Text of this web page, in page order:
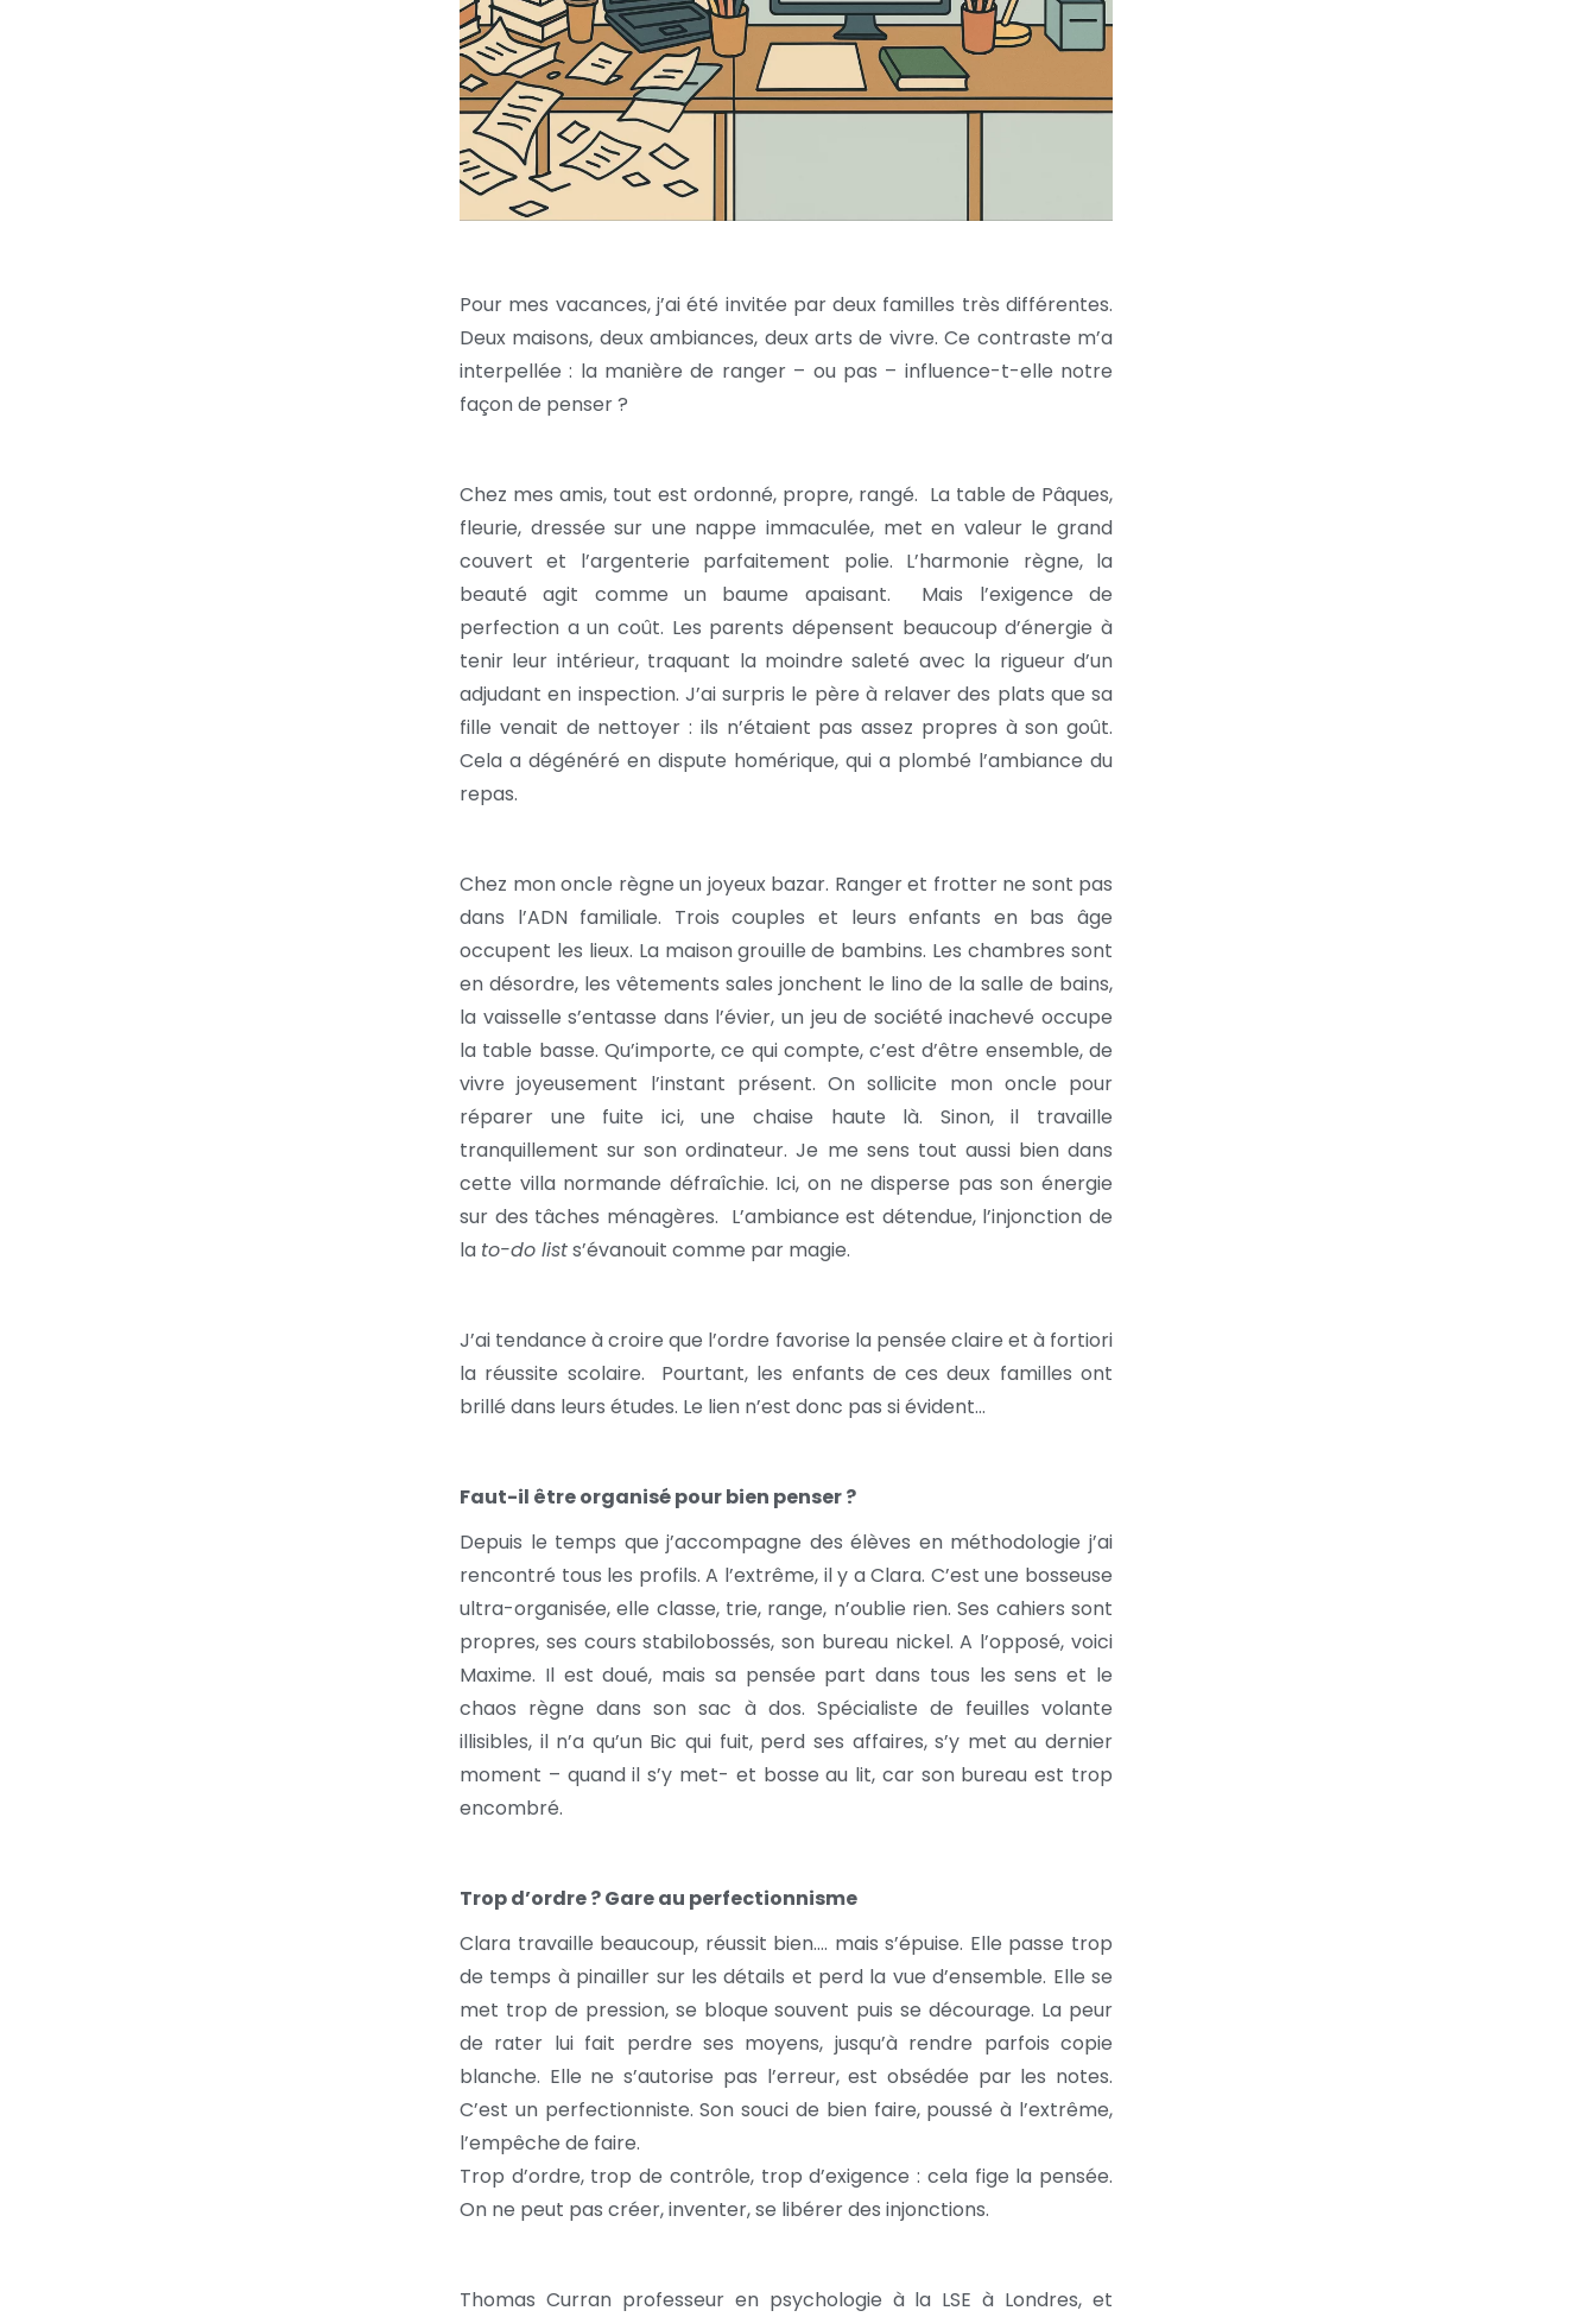
Pour mes vacances, j’ai été invitée par deux familles très différentes.
Deux maisons, deux ambiances, deux arts de vivre. Ce contraste m’a
interpellée : la manière de ranger – ou pas – influence-t-elle notre
façon de penser ?
Chez mes amis, tout est ordonné, propre, rangé. La table de Pâques,
fleurie, dressée sur une nappe immaculée, met en valeur le grand
couvert et l’argenterie parfaitement polie. L’harmonie règne, la
beauté agit comme un baume apaisant. Mais l’exigence de
perfection a un coût. Les parents dépensent beaucoup d’énergie à
tenir leur intérieur, traquant la moindre saleté avec la rigueur d’un
adjudant en inspection. J’ai surpris le père à relaver des plats que sa
fille venait de nettoyer : ils n’étaient pas assez propres à son goût.
Cela a dégénéré en dispute homérique, qui a plombé l’ambiance du
repas.
Chez mon oncle règne un joyeux bazar. Ranger et frotter ne sont pas
dans l’ADN familiale. Trois couples et leurs enfants en bas âge
occupent les lieux. La maison grouille de bambins. Les chambres sont
en désordre, les vêtements sales jonchent le lino de la salle de bains,
la vaisselle s’entasse dans l’évier, un jeu de société inachevé occupe
la table basse. Qu’importe, ce qui compte, c’est d’être ensemble, de
vivre joyeusement l’instant présent. On sollicite mon oncle pour
réparer une fuite ici, une chaise haute là. Sinon, il travaille
tranquillement sur son ordinateur. Je me sens tout aussi bien dans
cette villa normande défraîchie. Ici, on ne disperse pas son énergie
sur des tâches ménagères. L’ambiance est détendue, l’injonction de
la to-do lists’évanouit comme par magie.
J’ai tendance à croire que l’ordre favorise la pensée claire et à fortiori
la réussite scolaire. Pourtant, les enfants de ces deux familles ont
brillé dans leurs études. Le lien n’est donc pas si évident…
Faut-il être organisé pour bien penser ?
Depuis le temps que j’accompagne des élèves en méthodologie j’ai
rencontré tous les profils. A l’extrême, il y a Clara. C’est une bosseuse
ultra-organisée, elle classe, trie, range, n’oublie rien. Ses cahiers sont
propres, ses cours stabilobossés, son bureau nickel. A l’opposé, voici
Maxime. Il est doué, mais sa pensée part dans tous les sens et le
chaos règne dans son sac à dos. Spécialiste de feuilles volante
illisibles, il n’a qu’un Bic qui fuit, perd ses affaires, s’y met au dernier
moment – quand il s’y met- et bosse au lit, car son bureau est trop
encombré.
Trop d’ordre ? Gare au perfectionnisme
Clara travaille beaucoup, réussit bien…. mais s’épuise. Elle passe trop
de temps à pinailler sur les détails et perd la vue d’ensemble. Elle se
met trop de pression, se bloque souvent puis se décourage. La peur
de rater lui fait perdre ses moyens, jusqu’à rendre parfois copie
blanche. Elle ne s’autorise pas l’erreur, est obsédée par les notes.
C’est un perfectionniste. Son souci de bien faire, poussé à l’extrême,
l’empêche de faire.
Trop d’ordre, trop de contrôle, trop d’exigence : cela fige la pensée.
On ne peut pas créer, inventer, se libérer des injonctions.
Thomas Curran professeur en psychologie à la LSE à Londres, et